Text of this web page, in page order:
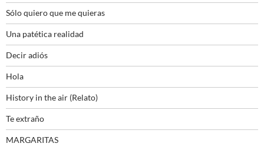
Sólo quiero que me quieras
Una patética realidad
Decir adiós
Hola
History in the air (Relato)
Te extraño
MARGARITAS